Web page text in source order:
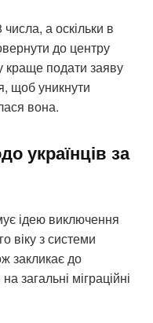
а оскільки в
до центру
краще подати заяву
щоб уникнути
вона.
українців за
ідею виключення
віку з системи
закликає до
загальні міграційні